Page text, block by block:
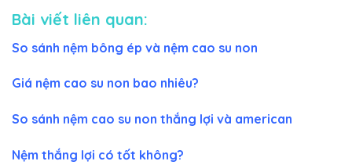
Bài viết liên quan:
So sánh nệm bông ép và nệm cao su non
Giá nệm cao su non bao nhiêu?
So sánh nệm cao su non thắng lợi và american
Nệm thắng lợi có tốt không?